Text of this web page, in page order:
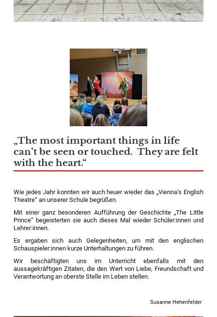
„The most important things in life
can’t be seen or touched. They are felt
with the heart.“
Wie jedes Jahr konnten wir auch heuer wieder das „Vienna’s English
Theatre“ an unserer Schule begrüßen.
Mit einer ganz besonderen Aufführung der Geschichte „The Little
Prince“ begeisterten sie auch dieses Mal wieder Schüler:innenund
Lehrer:innen.
Es ergaben sich auch Gelegenheiten, um mit den englischen
Schauspieler:innen kurze Unterhaltungen zu führen.
Wir beschäftigten uns im Unterricht ebenfalls mit den
aussagekräftigen Zitaten, die den Wert von Liebe, Freundschaft und
Verantwortung an oberste Stelle im Leben stellen.
Susanne Hehenfelder